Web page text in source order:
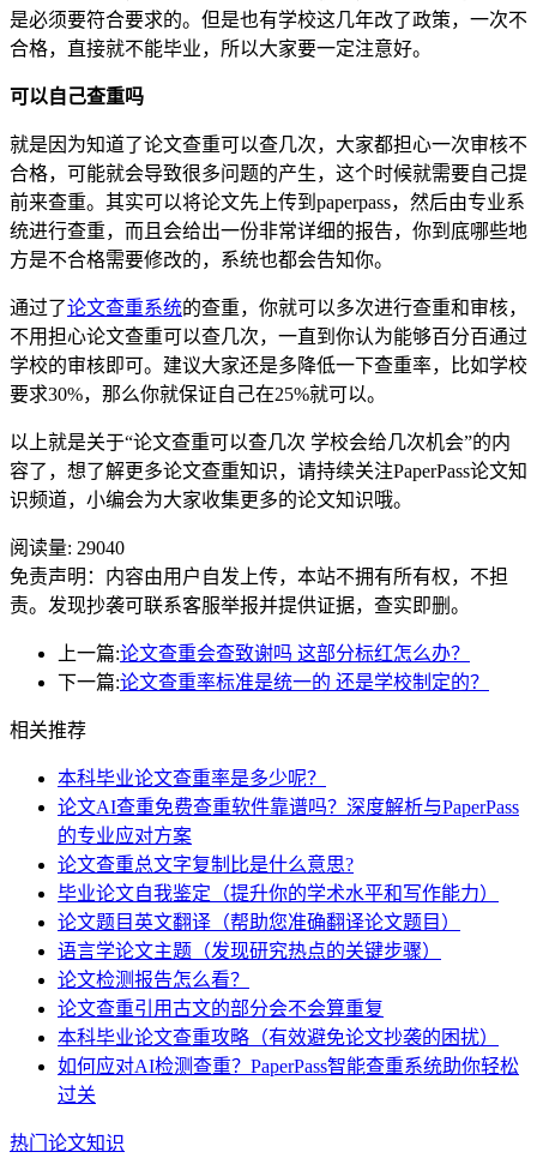
是必须要符合要求的。但是也有学校这几年改了政策，一次不
合格，直接就不能毕业，所以大家要一定注意好。
可以自己查重吗
就是因为知道了论文查重可以查几次，大家都担心一次审核不
合格，可能就会导致很多问题的产生，这个时候就需要自己提
前来查重。其实可以将论文先上传到paperpass，然后由专业系
统进行查重，而且会给出一份非常详细的报告，你到底哪些地
方是不合格需要修改的，系统也都会告知你。
通过了论文查重系统的查重，你就可以多次进行查重和审核，
不用担心论文查重可以查几次，一直到你认为能够百分百通过
学校的审核即可。建议大家还是多降低一下查重率，比如学校
要求30%，那么你就保证自己在25%就可以。
以上就是关于“论文查重可以查几次 学校会给几次机会”的内
容了，想了解更多论文查重知识，请持续关注PaperPass论文知
识频道，小编会为大家收集更多的论文知识哦。
阅读量: 29040
免责声明：内容由用户自发上传，本站不拥有所有权，不担
责。发现抄袭可联系客服举报并提供证据，查实即删。
上一篇:论文查重会查致谢吗 这部分标红怎么办？
下一篇:论文查重率标准是统一的 还是学校制定的？
相关推荐
本科毕业论文查重率是多少呢？
论文AI查重免费查重软件靠谱吗？深度解析与PaperPass
的专业应对方案
论文查重总文字复制比是什么意思?
毕业论文自我鉴定（提升你的学术水平和写作能力）
论文题目英文翻译（帮助您准确翻译论文题目）
语言学论文主题（发现研究热点的关键步骤）
论文检测报告怎么看？
论文查重引用古文的部分会不会算重复
本科毕业论文查重攻略（有效避免论文抄袭的困扰）
如何应对AI检测查重？PaperPass智能查重系统助你轻松
过关
热门论文知识